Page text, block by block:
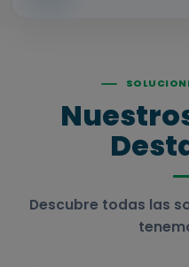
Descubre todas las